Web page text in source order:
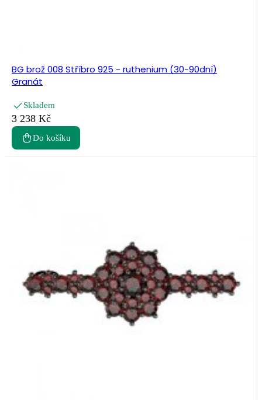
BG brož 008 Stříbro 925 - ruthenium (30-90dní)
Granát
Skladem
3 238 Kč
Do košíku